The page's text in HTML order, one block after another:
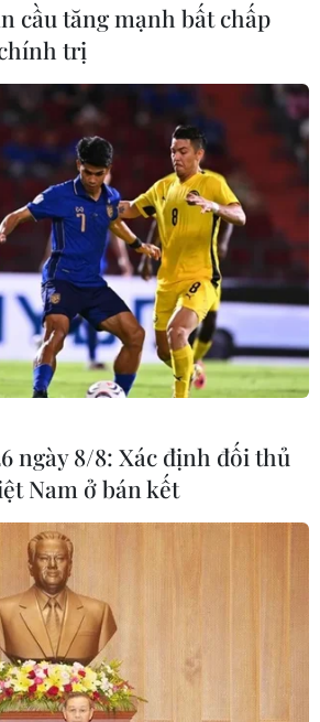
gọi hòa bình và ổn định
Tiên
Quốc đưa ra tuyên bố trong bối
tăng giữa Hàn Quốc và Triều Tiên,
Tiên vừa cho nổ văn phòng liên
biên giới Kaesong.
cầu tăng mạnh bất chấp
trị
ngày 8/8: Xác định đối thủ
Nam ở bán kết